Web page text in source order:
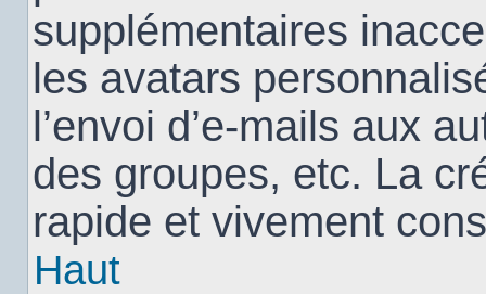
supplémentaires
les avatars
l’envoi d’e-mails aux
des groupes, etc. La
rapide et vivement
Haut